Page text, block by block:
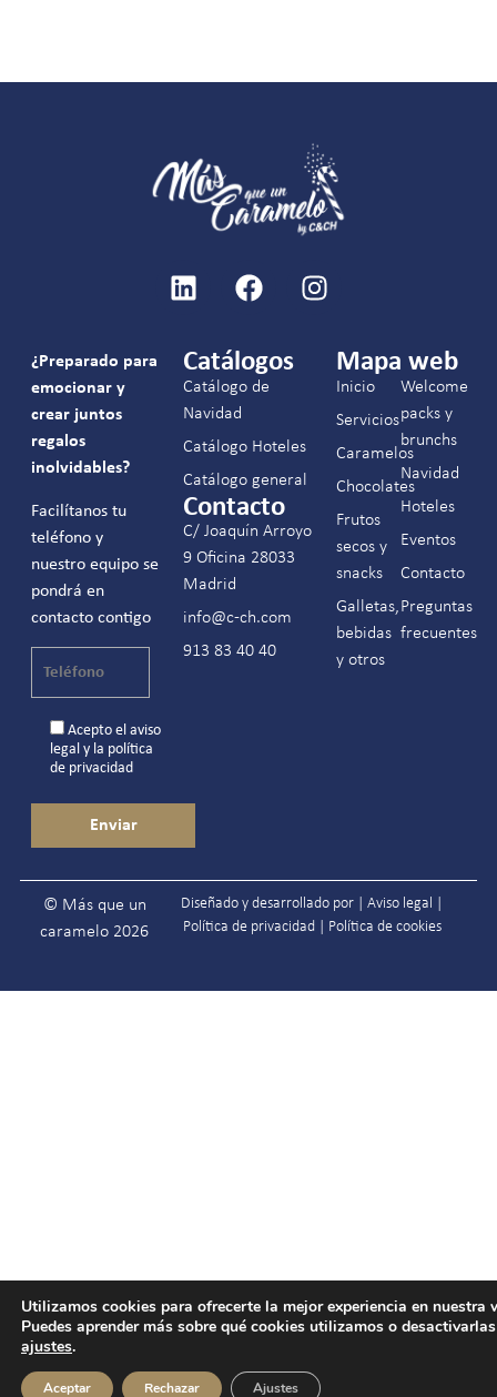
¿Preparado para
emocionar y
crear juntos
regalos
inolvidables?
Facilítanos tu
teléfono y
nuestro equipo se
pondrá en
contacto contigo
Acepto el aviso
legal y la política
de privacidad
Catálogos
Catálogo de
Navidad
Catálogo Hoteles
Catálogo general
Contacto
C/ Joaquín Arroyo
9 Oficina 28033
Madrid
info@c-ch.com
913 83 40 40
Mapa web
Inicio
Servicios
Caramelos
Chocolates
Frutos
secos y
snacks
Galletas,
bebidas
y otros
Welcome
packs y
brunchs
Navidad
Hoteles
Eventos
Contacto
Preguntas
frecuentes
© Más que un
caramelo 2026
Diseñado y desarrollado por |Aviso legal
Política de privacidad| Política de cookies
Utilizamos cookies para ofrecerte la mejor experiencia en nuestra
Puedes aprender más sobre qué cookies utilizamos o
ajustes.
Aceptar Rechazar Ajustes